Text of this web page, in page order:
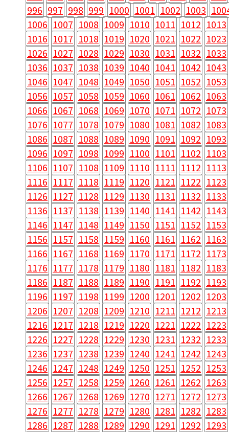
996 997 998 999 1000 1001 1002 1003
1006 1007 1008 1009 1010 1011 1012 1013
1016 1017 1018 1019 1020 1021 1022 1023
1026 1027 1028 1029 1030 1031 1032 1033
1036 1037 1038 1039 1040 1041 1042 1043
1046 1047 1048 1049 1050 1051 1052 1053
1056 1057 1058 1059 1060 1061 1062 1063
1066 1067 1068 1069 1070 1071 1072 1073
1076 1077 1078 1079 1080 1081 1082 1083
1086 1087 1088 1089 1090 1091 1092 1093
1096 1097 1098 1099 1100 1101 1102 1103
1106 1107 1108 1109 1110 1111 1112 1113
1116 1117 1118 1119 1120 1121 1122 1123
1126 1127 1128 1129 1130 1131 1132 1133
1136 1137 1138 1139 1140 1141 1142 1143
1146 1147 1148 1149 1150 1151 1152 1153
1156 1157 1158 1159 1160 1161 1162 1163
1166 1167 1168 1169 1170 1171 1172 1173
1176 1177 1178 1179 1180 1181 1182 1183
1186 1187 1188 1189 1190 1191 1192 1193
1196 1197 1198 1199 1200 1201 1202 1203
1206 1207 1208 1209 1210 1211 1212 1213
1216 1217 1218 1219 1220 1221 1222 1223
1226 1227 1228 1229 1230 1231 1232 1233
1236 1237 1238 1239 1240 1241 1242 1243
1246 1247 1248 1249 1250 1251 1252 1253
1256 1257 1258 1259 1260 1261 1262 1263
1266 1267 1268 1269 1270 1271 1272 1273
1276 1277 1278 1279 1280 1281 1282 1283
1286 1287 1288 1289 1290 1291 1292 1293